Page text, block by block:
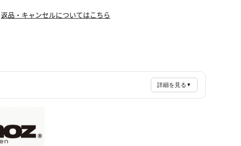
返品・キャンセルについてはこちら
詳細を見る ▼